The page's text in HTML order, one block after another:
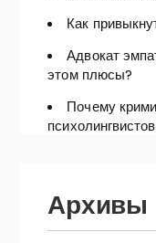
Как
Адвокат
этом плюсы?
Почему
Архивы